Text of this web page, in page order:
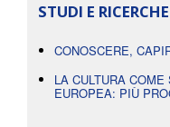
STUDI E RICERCHE
CONOSCERE,
LA CULTURA
EUROPEA: PIÙ